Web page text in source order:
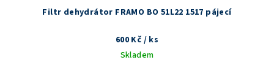
Filtr dehydrátor FRAMO BO 51L22 1517 pájecí
600 Kč / ks
Skladem